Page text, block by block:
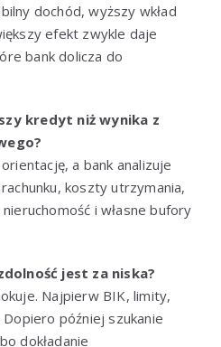
dochód, wyższy wkład
efekt zwykle daje
bank dolicza do
kredyt niż wynika z
a bank analizuje
koszty utrzymania,
i własne bufory
jest za niska?
Najpierw BIK, limity,
później szukanie
dokładanie